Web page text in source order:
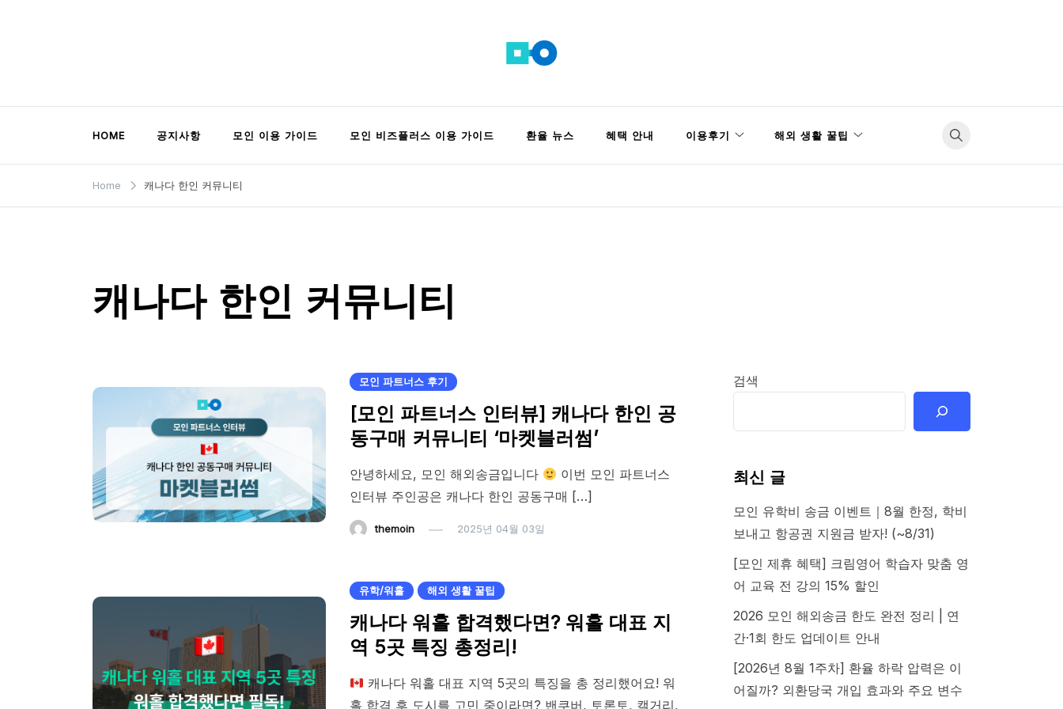
모인 해외송금 블로그
HOME 공지사항 모인 이용 가이드 모인 비즈플러스 이용 가이드 환율 뉴스 혜택 안내 이용후기 해외 생활 꿀팁
Home 캐나다 한인 커뮤니티
캐나다 한인 커뮤니티
모인 파트너스 후기
[모인 파트너스 인터뷰] 캐나다 한인 공
동구매 커뮤니티 ‘마켓블러썸’
안녕하세요, 모인 해외송금입니다
이번 모인 파트너스
인터뷰 주인공은 캐나다 한인 공동구매 […]
themoin 2025년 04월 03일
유학/워홀 해외 생활 꿀팁
캐나다 워홀 합격했다면? 워홀 대표 지
역 5곳 특징 총정리!
캐나다 워홀 대표 지역 5곳의 특징을 총 정리했어요! 워
홀 합격 후 도시를 고민 중이라면? 밴쿠버, 토론토, 캘거리,
검색
최신 글
모인 유학비 송금 이벤트｜8월 한정, 학비
보내고 항공권 지원금 받자! (~8/31)
[모인 제휴 혜택] 크림영어 학습자 맞춤 영
어 교육 전 강의 15% 할인
2026 모인 해외송금 한도 완전 정리 | 연
간·1회 한도 업데이트 안내
[2026년 8월 1주차] 환율 하락 압력은 이
어질까? 외환당국 개입 효과와 주요 변수